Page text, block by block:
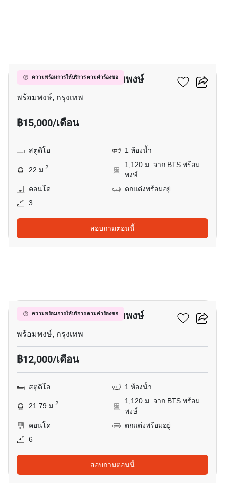
ความพร้อมการให้บริการ ตามคำร้องขอ
ควินทารา มาย'เซน พร้อมพงษ์
พร้อมพงษ์, กรุงเทพ
฿15,000/เดือน
สตูดิโอ 1 ห้องน้ำ
22 ม.2
1,120 ม. จาก BTS พร้อม
พงษ์
คอนโด
ตกแต่งพร้อมอยู่
3
สอบถามตอนนี้
ความพร้อมการให้บริการ ตามคำร้องขอ
ควินทารา มาย'เซน พร้อมพงษ์
พร้อมพงษ์, กรุงเทพ
฿12,000/เดือน
สตูดิโอ 1 ห้องน้ำ
21.79 ม.2
1,120 ม. จาก BTS พร้อม
พงษ์
คอนโด
ตกแต่งพร้อมอยู่
6
สอบถามตอนนี้